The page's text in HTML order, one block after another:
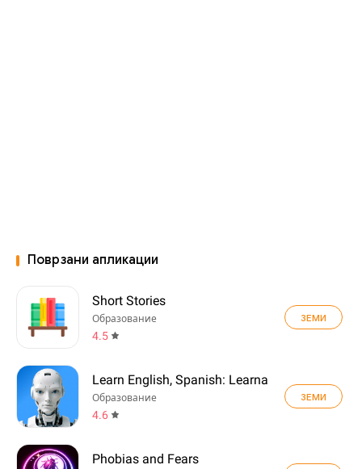
Поврзани апликации
Short Stories
Образование
4.5
ЗЕМИ
Learn English, Spanish: Learna
Образование
4.6
ЗЕМИ
Phobias and Fears